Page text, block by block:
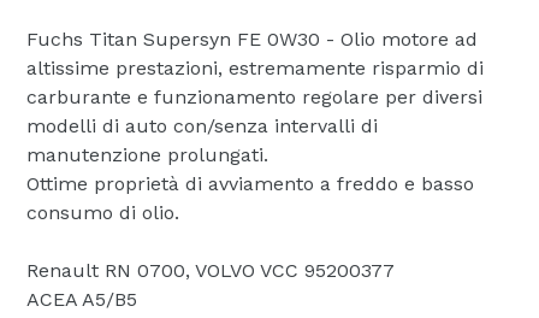
Fuchs Titan Supersyn FE 0W30 - Olio motore ad
altissime prestazioni, estremamente risparmio di
carburante e funzionamento regolare per diversi
modelli di auto con/senza intervalli di
manutenzione prolungati.
Ottime proprietà di avviamento a freddo e basso
consumo di olio.
Renault RN 0700, VOLVO VCC 95200377
ACEA A5/B5